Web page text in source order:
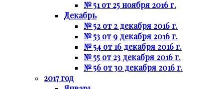
№ 51 от 25 ноября 2016 г.
Декабрь
№ 52 от 2 декабря 2016 г.
№ 53 от 9 декабря 2016 г.
№ 54 от 16 декабря 2016 г.
№ 55 от 23 декабря 2016 г.
№ 56 от 30 декабря 2016 г.
2017 год